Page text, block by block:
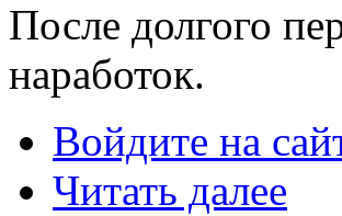
После долгого
наработок.
Войдите на
Читать далее